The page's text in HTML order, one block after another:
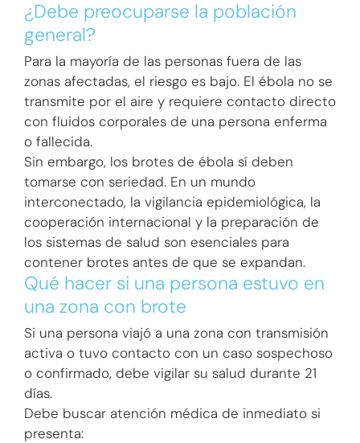
¿Debe preocuparse la población
general?
Para la mayoría de las personas fuera de las
zonas afectadas, el riesgo es bajo. El ébola no se
transmite por el aire y requiere contacto directo
con fluidos corporales de una persona enferma
o fallecida.
Sin embargo, los brotes de ébola sí deben
tomarse con seriedad. En un mundo
interconectado, la vigilancia epidemiológica, la
cooperación internacional y la preparación de
los sistemas de salud son esenciales para
contener brotes antes de que se expandan.
Qué hacer si una persona estuvo en
una zona con brote
Si una persona viajó a una zona con transmisión
activa o tuvo contacto con un caso sospechoso
o confirmado, debe vigilar su salud durante 21
días.
Debe buscar atención médica de inmediato si
presenta: